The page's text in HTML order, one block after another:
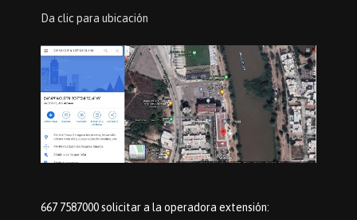
Da clic para ubicación
667 7587000 solicitar a la operadora extensión: